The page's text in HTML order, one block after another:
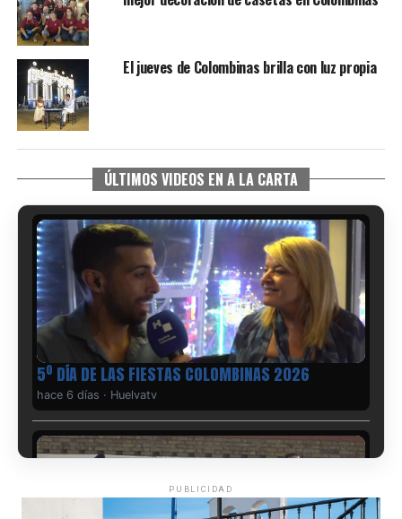
El jueves de Colombinas brilla con luz propia
ÚLTIMOS VIDEOS EN A LA CARTA
5º DÍA DE LAS FIESTAS COLOMBINAS 2026
hace 6 días · Huelvatv
PUBLICIDAD